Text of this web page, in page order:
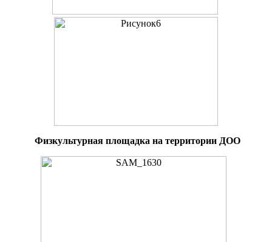
Физкультурная площадка на территории ДОО